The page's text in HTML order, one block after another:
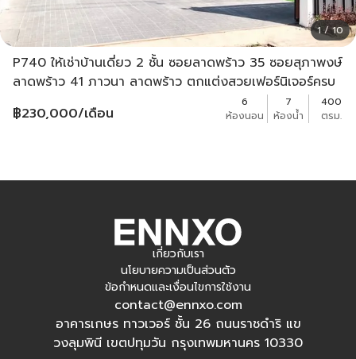
1 / 10
P740 ให้เช่าบ้านเดี่ยว 2 ชั้น ซอยลาดพร้าว 35 ซอยสุภาพงษ์
ลาดพร้าว 41 ภาวนา ลาดพร้าว ตกแต่งสวยเฟอร์นิเจอร์ครบ
฿230,000/เดือน
6
ห้องนอน
7
ห้องน้ำ
400
ตรม.
เกี่ยวกับเรา
นโยบายความเป็นส่วนตัว
ข้อกำหนดและเงื่อนไขการใช้งาน
contact@ennxo.com
อาคารเกษร ทาวเวอร์ ชั้น 26 ถนนราชดำริ แข
วงลุมพินี เขตปทุมวัน กรุงเทพมหานคร 10330